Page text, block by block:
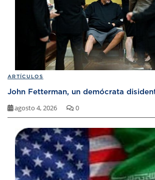
ARTÍCULOS
John Fetterman, un demócrata
agosto 4, 2026 0